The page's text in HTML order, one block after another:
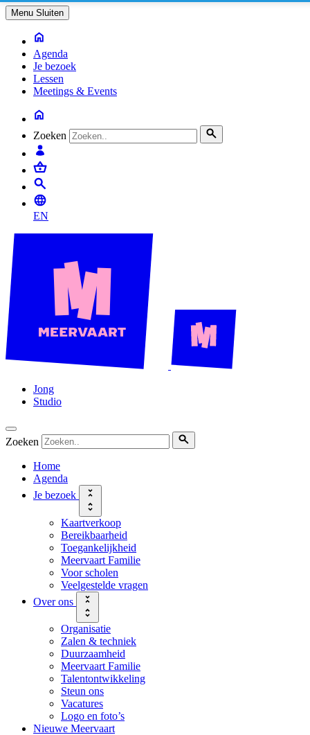
Menu Sluiten
Agenda
Je bezoek
Lessen
Meetings & Events
Zoeken
EN
Jong
Studio
Zoeken
Home
Agenda
Je bezoek
Kaartverkoop
Bereikbaarheid
Toegankelijkheid
Meervaart Familie
Voor scholen
Veelgestelde vragen
Over ons
Organisatie
Zalen & techniek
Duurzaamheid
Meervaart Familie
Talentontwikkeling
Steun ons
Vacatures
Logo en foto’s
Nieuwe Meervaart